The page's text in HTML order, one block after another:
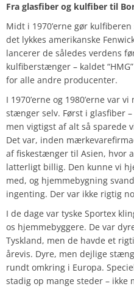
Fra glasfiber og kulfiber til
Midt i 1970’erne gør
det lykkes amerikanske
lancerer de således verdens
kulfiberstænger – kaldet
for alle andre producenter.
I 1970’erne og 1980’erne var
stænger selv. Først i glasfiber
men vigtigst af alt så sparede
Det var, inden
af fiskestænger til Asien, hvor
latterligt billig. Den kunne vi
med, og hjemmebygning
ingenting. Der var ikke rigtig
I de dage var tyske Sportex
os hjemmebyggere. De var
Tyskland, men de havde et
årevis. Dyre, men dejlige
rundt omkring i Europa.
stadig op mange steder –